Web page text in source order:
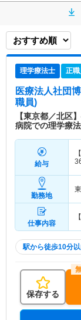
理学療法士 正職
医療法人社団
職員)
【東京都／北区
病院での理学療
給与
勤務地
仕事内容
駅から徒歩10分
保存する